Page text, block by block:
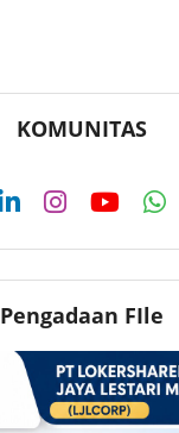
KOMUNITAS
Pengadaan FIle